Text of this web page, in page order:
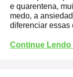
e quarentena,
medo, a
diferenciar essas
Continue Lendo